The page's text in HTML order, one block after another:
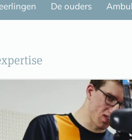
De ouders